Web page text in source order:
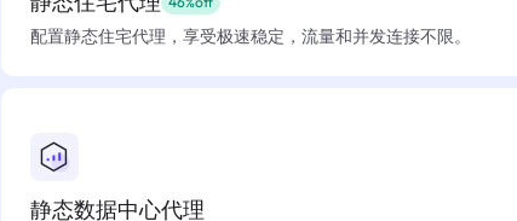
配置静态住宅代理，享受极速稳定，流量和并发连接不限。
静态数据中心代理